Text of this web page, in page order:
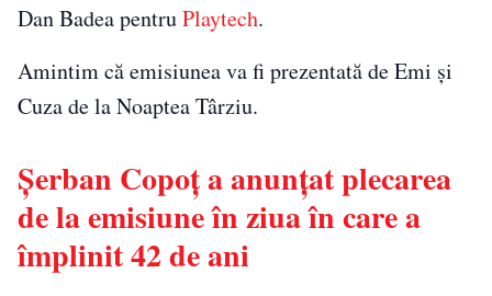
Dan Badea pentruPlaytech.
Amintim că emisiunea va fi prezentată de Emi și
Cuza de la Noaptea Târziu.
Șerban Copoț a anunțat plecarea
de la emisiune în ziua în care a
împlinit 42 de ani